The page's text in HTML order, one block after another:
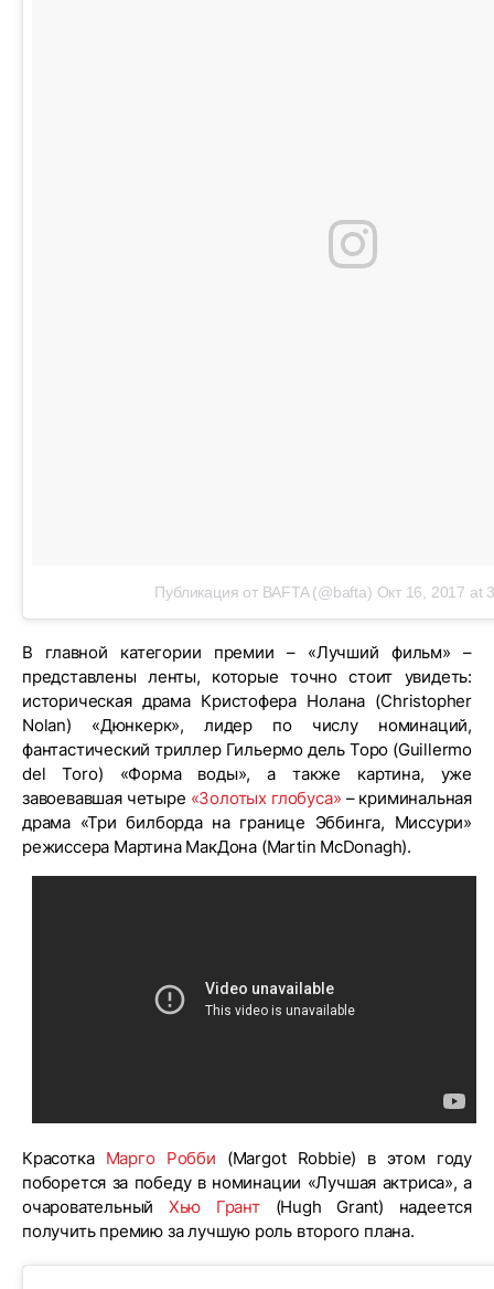
Публикация от BAFTA (@bafta) Окт 16, 2017 at
В главной категории премии – «Лучший фильм» –
представлены ленты, которые точно стоит увидеть:
историческая драма Кристофера Нолана (Christopher
Nolan) «Дюнкерк», лидер по числу номинаций,
фантастический триллер Гильермо дель Торо (Guillermo
del Toro) «Форма воды», а также картина, уже
завоевавшая четыре «Золотых глобуса» – криминальная
драма «Три билборда на границе Эббинга, Миссури»
режиссера Мартина МакДона (Martin McDonagh).
Красотка Марго Робби (Margot Robbie) в этом году
поборется за победу в номинации «Лучшая актриса», а
очаровательный Хью Грант(Hugh Grant) надеется
получить премию за лучшую роль второго плана.